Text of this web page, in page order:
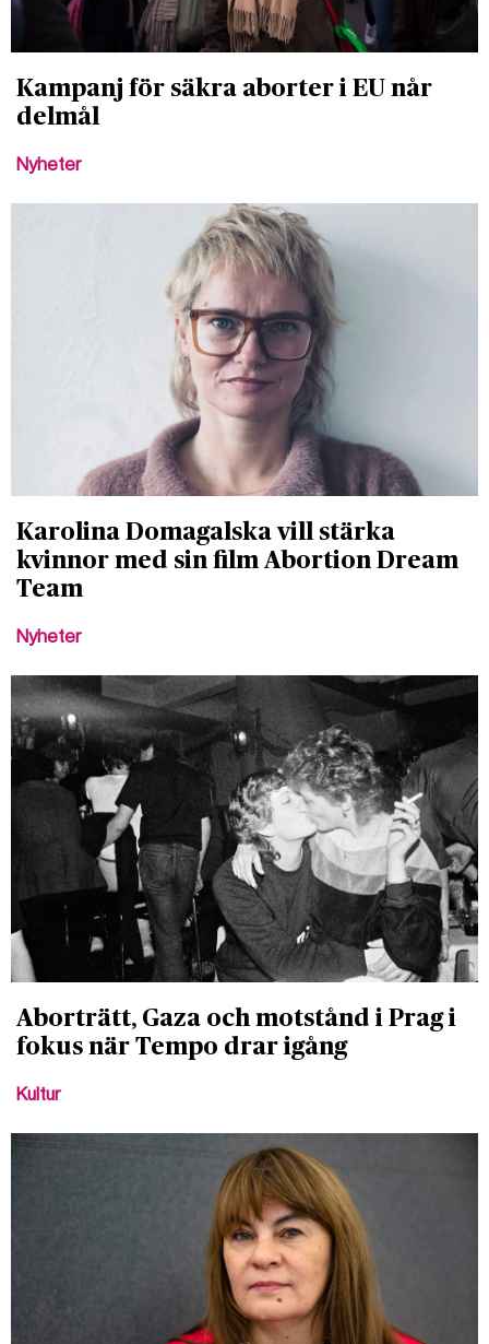
Kampanj för säkra aborter i EU når
delmål
Nyheter
Karolina Domagalska vill stärka
kvinnor med sin film Abortion Dream
Team
Nyheter
Aborträtt, Gaza och motstånd i Prag i
fokus när Tempo drar igång
Kultur